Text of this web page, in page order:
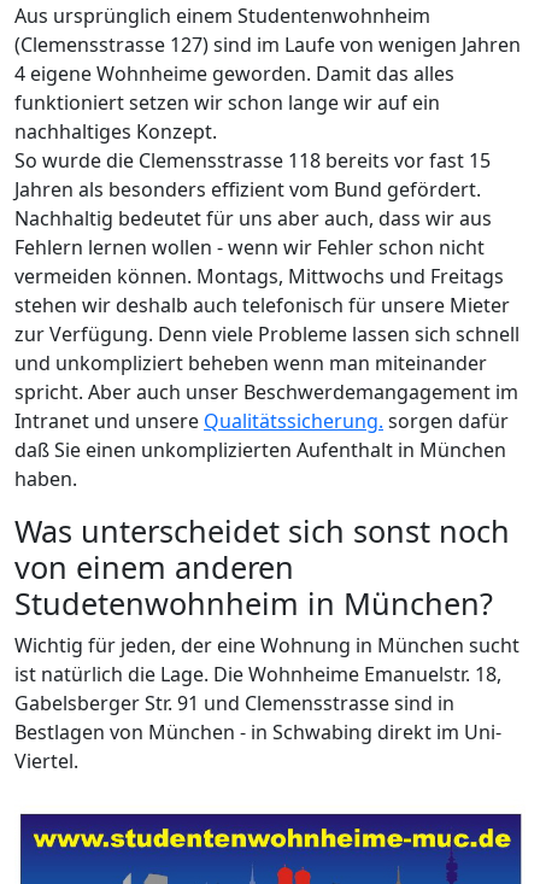
Aus ursprünglich einem Studentenwohnheim
(Clemensstrasse 127) sind im Laufe von wenigen Jahren
4 eigene Wohnheime geworden. Damit das alles
funktioniert setzen wir schon lange wir auf ein
nachhaltiges Konzept.
So wurde die Clemensstrasse 118 bereits vor fast 15
Jahren als besonders effizient vom Bund gefördert.
Nachhaltig bedeutet für uns aber auch, dass wir aus
Fehlern lernen wollen - wenn wir Fehler schon nicht
vermeiden können. Montags, Mittwochs und Freitags
stehen wir deshalb auch telefonisch für unsere Mieter
zur Verfügung. Denn viele Probleme lassen sich schnell
und unkompliziert beheben wenn man miteinander
spricht. Aber auch unser Beschwerdemangagement im
Intranet und unsere Qualitätssicherung. sorgen dafür
daß Sie einen unkomplizierten Aufenthalt in München
haben.
Was unterscheidet sich sonst noch
von einem anderen
Studetenwohnheim in München?
Wichtig für jeden, der eine Wohnung in München sucht
ist natürlich die Lage. Die Wohnheime Emanuelstr. 18,
Gabelsberger Str. 91 und Clemensstrasse sind in
Bestlagen von München - in Schwabing direkt im Uni-
Viertel.